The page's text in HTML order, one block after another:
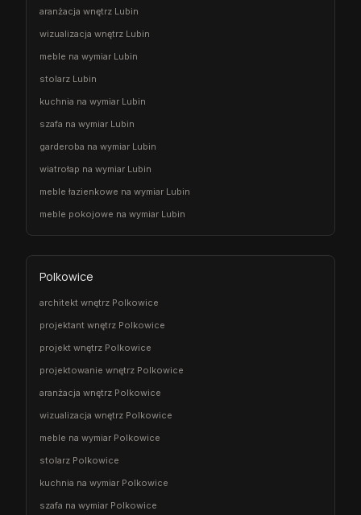
aranżacja wnętrz Lubin
wizualizacja wnętrz Lubin
meble na wymiar Lubin
stolarz Lubin
kuchnia na wymiar Lubin
szafa na wymiar Lubin
garderoba na wymiar Lubin
wiatrołap na wymiar Lubin
meble łazienkowe na wymiar Lubin
meble pokojowe na wymiar Lubin
Polkowice
architekt wnętrz Polkowice
projektant wnętrz Polkowice
projekt wnętrz Polkowice
projektowanie wnętrz Polkowice
aranżacja wnętrz Polkowice
wizualizacja wnętrz Polkowice
meble na wymiar Polkowice
stolarz Polkowice
kuchnia na wymiar Polkowice
szafa na wymiar Polkowice